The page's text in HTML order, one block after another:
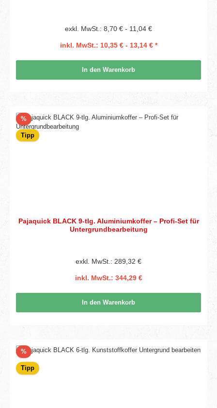
exkl. MwSt.: 8,70 € - 11,04 €
inkl. MwSt.: 10,35 € - 13,14 € *
In den Warenkorb
%Rabatt
Tipp
Pajaquick BLACK 9-tlg. Aluminiumkoffer – Profi-Set für
Untergrundbearbeitung
exkl. MwSt.: 289,32 €
inkl. MwSt.: 344,29 €
In den Warenkorb
%Rabatt
Tipp